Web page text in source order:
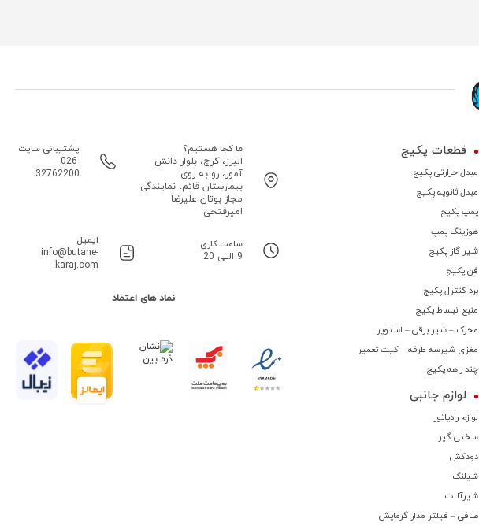
قطعات پکیج
مبدل حرارتی پکیج
مبدل ثانویه پکیج
پمپ پکیج
هوزینگ پمپ
شیر گاز پکیج
فن پکیج
برد کنترل پکیج
منبع انبساط پکیج
محرک – شیر برقی – استوپر
مغزی شیرسه طرفه – کیت تعمیر
چند راهه پکیج
لوازم جانبی
لوازم رادیاتور
سختی گیر
دودکش
شیلنگ
شیرآلات
صافی – فیلتر مدار گرمایش
ما کجا هستیم؟
البرز، کرج، بلوار دانش
آموز، رو به روی
بیمارستان قائم، نمایندگی
مجاز بوتان علیرضا
امیرفتحی
پشتیبانی سایت
026-
32762200
ساعت کاری
9 الــی 20
ایمیل
info@butane-
karaj.com
نماد های اعتماد